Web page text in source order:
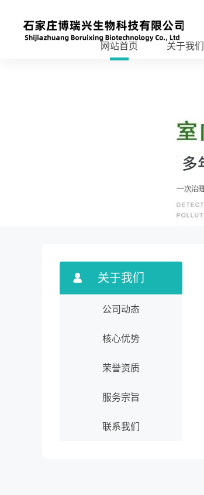
网站首页 关于我们
关于我们
公司动态
核心优势
荣誉资质
服务宗旨
联系我们